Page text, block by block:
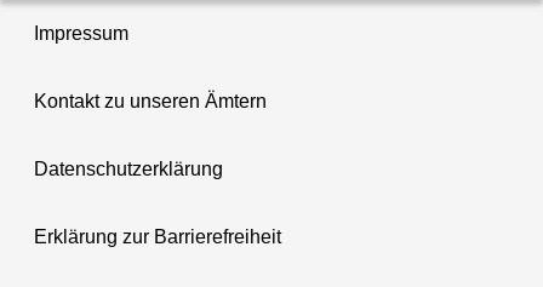
Impressum
Kontakt zu unseren Ämtern
Datenschutzerklärung
Erklärung zur Barrierefreiheit